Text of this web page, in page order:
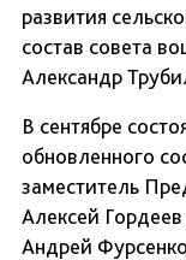
развития
состав совета
Александр
В сентябре
обновленного
заместитель
Алексей
Андрей